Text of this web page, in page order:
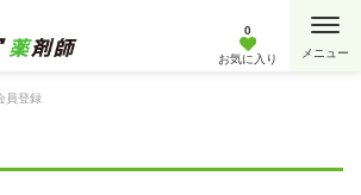
0
お気に入り
員登録